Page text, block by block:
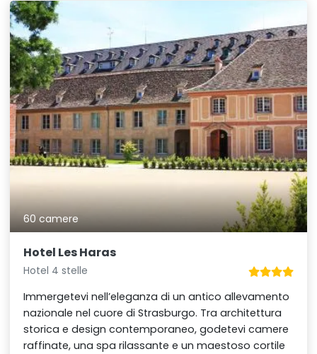
60 camere
Hotel Les Haras
Hotel 4 stelle
Immergetevi nell’eleganza di un antico allevamento
nazionale nel cuore di Strasburgo. Tra architettura
storica e design contemporaneo, godetevi camere
raffinate, una spa rilassante e un maestoso cortile